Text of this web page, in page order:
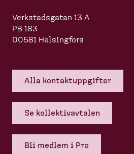
Verkstadsgatan 13 A
PB 183
00581 Helsingfors
Alla kontakt­upp­gifter
Se kollek­tivavtalen
Bli medlem i Pro